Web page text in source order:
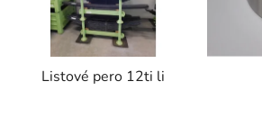
Listové pero 12ti li